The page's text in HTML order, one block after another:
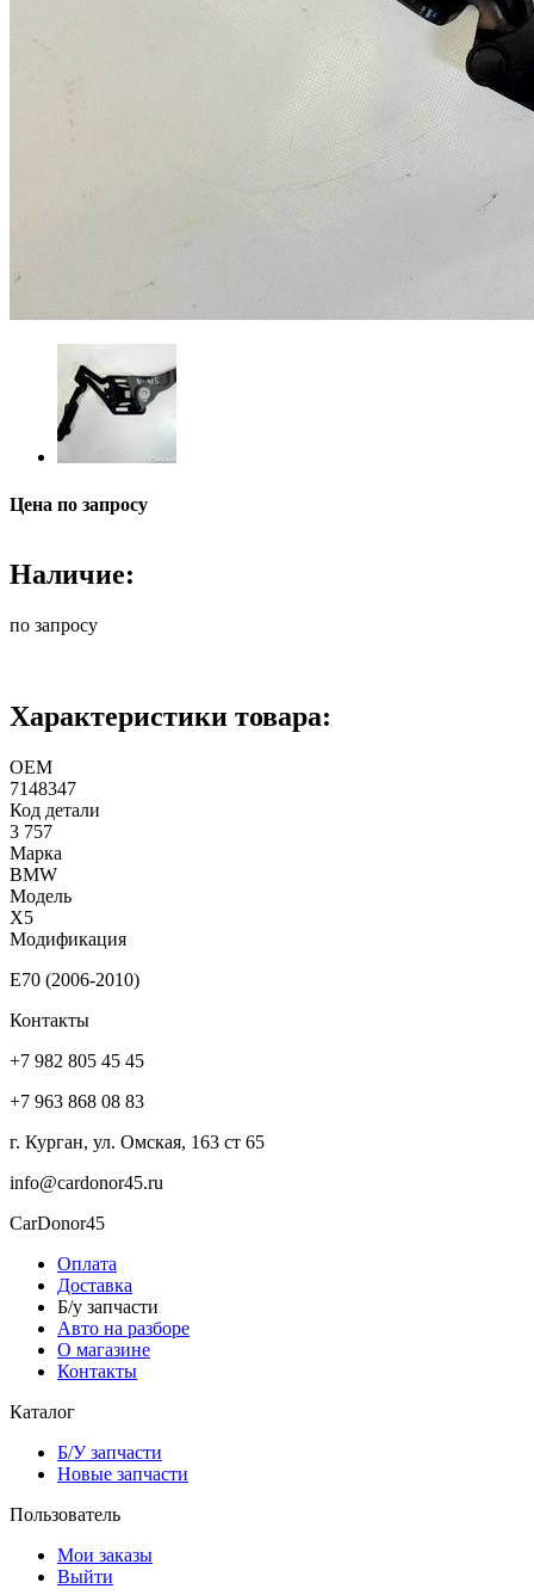
Цена по запросу
Наличие:
по запросу
Характеристики товара:
ОЕМ
7148347
Код детали
3 757
Марка
BMW
Модель
X5
Модификация
E70 (2006-2010)
Контакты
+7 982 805 45 45
+7 963 868 08 83
г. Курган, ул. Омская, 163 ст 65
info@cardonor45.ru
CarDonor45
Оплата
Доставка
Б/у запчасти
Авто на разборе
О магазине
Контакты
Каталог
Б/У запчасти
Новые запчасти
Пользователь
Мои заказы
Выйти